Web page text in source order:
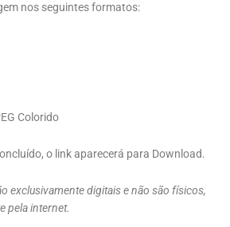
nos seguintes formatos:
Colorido
o link aparecerá para Download.
exclusivamente digitais e não são físicos,
pela internet.